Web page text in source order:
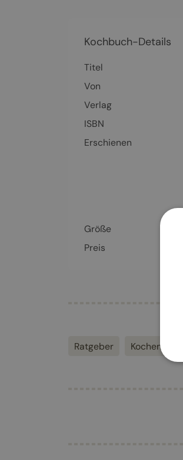
Kochbuch-Details
Titel
Von
Verlag
ISBN
Erschienen
Größe
Preis
Ratgeber Kochen